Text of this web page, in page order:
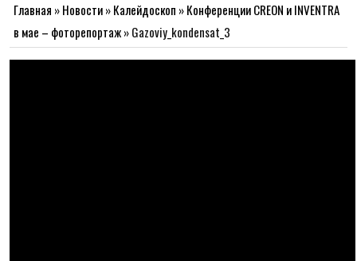
Главная »Новости»Калейдоскоп »Конференции CREON и INVENTRA
в мае – фоторепортаж»Gazoviy_kondensat_3